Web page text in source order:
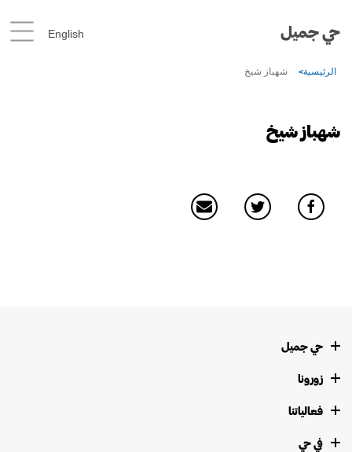
حي جميل English
الرئيسية شهباز شيخ
شهباز شيخ
حي جميل
زورونا
فعالياتنا
في حي